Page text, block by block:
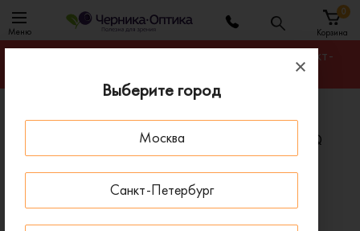
Выберите город
Москва
Санкт-Петербург
Меню Корзина
0
Гарантируем лучшую цену на любую оправу в Санкт-
Главная
Солнцезащитные очки
Солнцезащитные очки DIOR SOREALRISE 2M2SQ
ПОД ЗАКАЗ